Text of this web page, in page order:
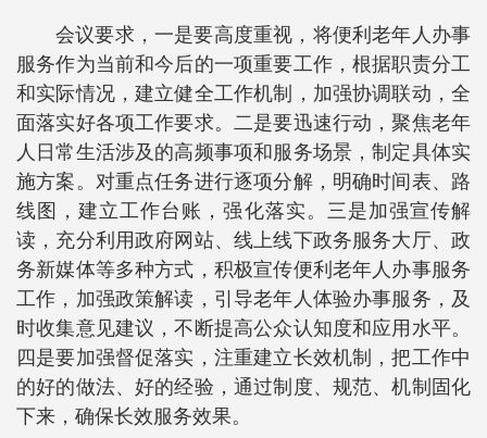
会议要求，一是要高度重视，将便利老年人办事
服务作为当前和今后的一项重要工作，根据职责分工
和实际情况，建立健全工作机制，加强协调联动，全
面落实好各项工作要求。二是要迅速行动，聚焦老年
人日常生活涉及的高频事项和服务场景，制定具体实
施方案。对重点任务进行逐项分解，明确时间表、路
线图，建立工作台账，强化落实。三是加强宣传解
读，充分利用政府网站、线上线下政务服务大厅、政
务新媒体等多种方式，积极宣传便利老年人办事服务
工作，加强政策解读，引导老年人体验办事服务，及
时收集意见建议，不断提高公众认知度和应用水平。
四是要加强督促落实，注重建立长效机制，把工作中
的好的做法、好的经验，通过制度、规范、机制固化
下来，确保长效服务效果。